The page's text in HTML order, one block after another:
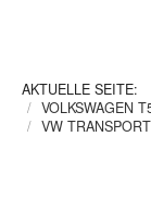
AKTUELLE SEITE:
VOLKSWAGEN
VW